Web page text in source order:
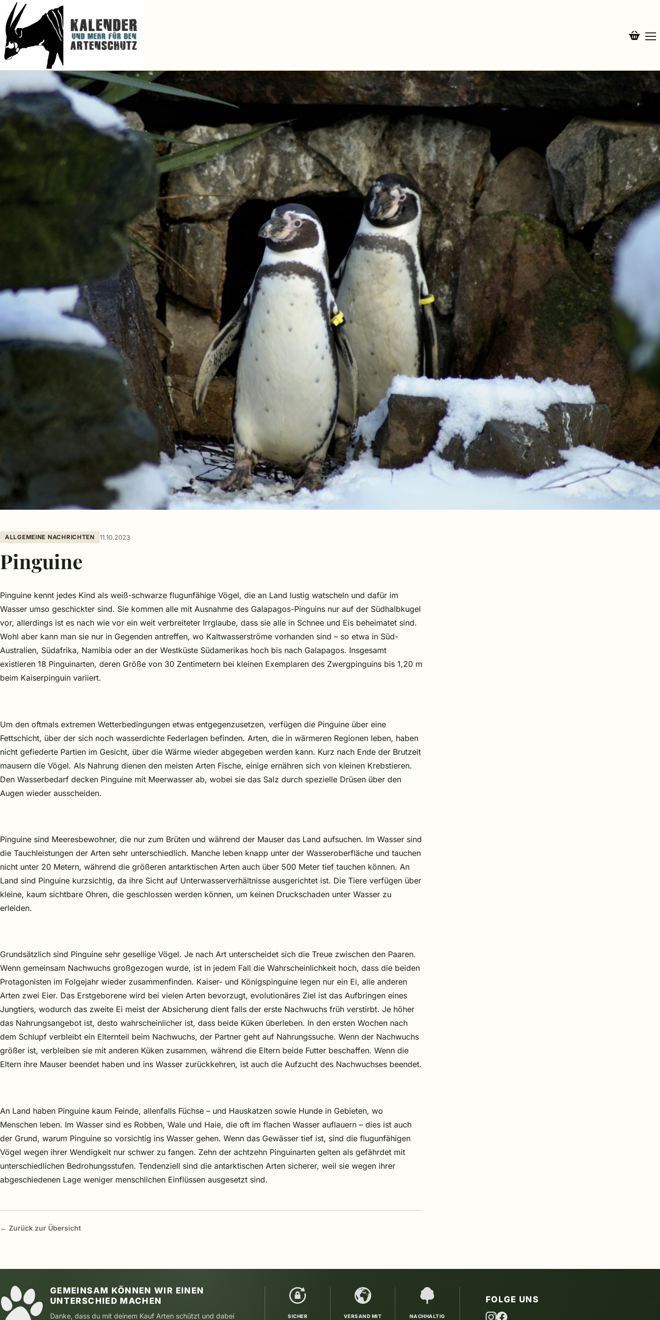
ALLGEMEINE NACHRICHTEN 11.10.2023
Pinguine
Pinguine kennt jedes Kind als weiß-schwarze flugunfähige Vögel, die an Land lustig watscheln und dafür im
Wasser umso geschickter sind. Sie kommen alle mit Ausnahme des Galapagos-Pinguins nur auf der Südhalbkugel
vor, allerdings ist es nach wie vor ein weit verbreiteter Irrglaube, dass sie alle in Schnee und Eis beheimatet sind.
Wohl aber kann man sie nur in Gegenden antreffen, wo Kaltwasserströme vorhanden sind – so etwa in Süd-
Australien, Südafrika, Namibia oder an der Westküste Südamerikas hoch bis nach Galapagos. Insgesamt
existieren 18 Pinguinarten, deren Größe von 30 Zentimetern bei kleinen Exemplaren des Zwergpinguins bis 1,20 m
beim Kaiserpinguin variiert.
Um den oftmals extremen Wetterbedingungen etwas entgegenzusetzen, verfügen die Pinguine über eine
Fettschicht, über der sich noch wasserdichte Federlagen befinden. Arten, die in wärmeren Regionen leben, haben
nicht gefiederte Partien im Gesicht, über die Wärme wieder abgegeben werden kann. Kurz nach Ende der Brutzeit
mausern die Vögel. Als Nahrung dienen den meisten Arten Fische, einige ernähren sich von kleinen Krebstieren.
Den Wasserbedarf decken Pinguine mit Meerwasser ab, wobei sie das Salz durch spezielle Drüsen über den
Augen wieder ausscheiden.
Pinguine sind Meeresbewohner, die nur zum Brüten und während der Mauser das Land aufsuchen. Im Wasser sind
die Tauchleistungen der Arten sehr unterschiedlich. Manche leben knapp unter der Wasseroberfläche und tauchen
nicht unter 20 Metern, während die größeren antarktischen Arten auch über 500 Meter tief tauchen können. An
Land sind Pinguine kurzsichtig, da ihre Sicht auf Unterwasserverhältnisse ausgerichtet ist. Die Tiere verfügen über
kleine, kaum sichtbare Ohren, die geschlossen werden können, um keinen Druckschaden unter Wasser zu
erleiden.
Grundsätzlich sind Pinguine sehr gesellige Vögel. Je nach Art unterscheidet sich die Treue zwischen den Paaren.
Wenn gemeinsam Nachwuchs großgezogen wurde, ist in jedem Fall die Wahrscheinlichkeit hoch, dass die beiden
Protagonisten im Folgejahr wieder zusammenfinden. Kaiser- und Königspinguine legen nur ein Ei, alle anderen
Arten zwei Eier. Das Erstgeborene wird bei vielen Arten bevorzugt, evolutionäres Ziel ist das Aufbringen eines
Jungtiers, wodurch das zweite Ei meist der Absicherung dient falls der erste Nachwuchs früh verstirbt. Je höher
das Nahrungsangebot ist, desto wahrscheinlicher ist, dass beide Küken überleben. In den ersten Wochen nach
dem Schlupf verbleibt ein Elternteil beim Nachwuchs, der Partner geht auf Nahrungssuche. Wenn der Nachwuchs
größer ist, verbleiben sie mit anderen Küken zusammen, während die Eltern beide Futter beschaffen. Wenn die
Eltern ihre Mauser beendet haben und ins Wasser zurückkehren, ist auch die Aufzucht des Nachwuchses beendet.
An Land haben Pinguine kaum Feinde, allenfalls Füchse – und Hauskatzen sowie Hunde in Gebieten, wo
Menschen leben. Im Wasser sind es Robben, Wale und Haie, die oft im flachen Wasser auflauern – dies ist auch
der Grund, warum Pinguine so vorsichtig ins Wasser gehen. Wenn das Gewässer tief ist, sind die flugunfähigen
Vögel wegen ihrer Wendigkeit nur schwer zu fangen. Zehn der achtzehn Pinguinarten gelten als gefährdet mit
unterschiedlichen Bedrohungsstufen. Tendenziell sind die antarktischen Arten sicherer, weil sie wegen ihrer
abgeschiedenen Lage weniger menschlichen Einflüssen ausgesetzt sind.
← Zurück zur Übersicht
GEMEINSAM KÖNNEN WIR EINEN
UNTERSCHIED MACHEN
Danke, dass du mit deinem Kauf Arten schützt und dabei
SICHER
VERSAND MIT
NACHHALTIG
FOLGE UNS